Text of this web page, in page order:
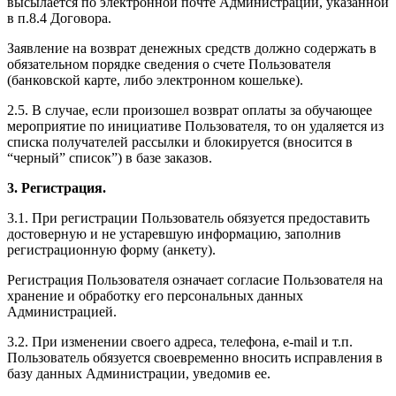
в п.8.4 Договора.
Заявление на возврат денежных средств должно содержать в
обязательном порядке сведения о счете Пользователя
(банковской карте, либо электронном кошельке).
2.5. В случае, если произошел возврат оплаты за обучающее
мероприятие по инициативе Пользователя, то он удаляется из
списка получателей рассылки и блокируется (вносится в
“черный” список”) в базе заказов.
3. Регистрация.
3.1. При регистрации Пользователь обязуется предоставить
достоверную и не устаревшую информацию, заполнив
регистрационную форму (анкету).
Регистрация Пользователя означает согласие Пользователя на
хранение и обработку его персональных данных
Администрацией.
3.2. При изменении своего адреса, телефона, e-mail и т.п.
Пользователь обязуется своевременно вносить исправления в
базу данных Администрации, уведомив ее.